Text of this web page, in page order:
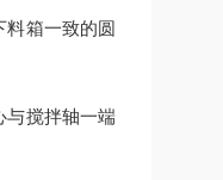
箱一致的圆
与搅拌轴一端